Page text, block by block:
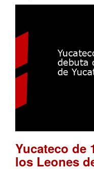
Yucateco de
los Leones